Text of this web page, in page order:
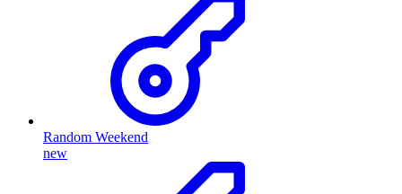
Random Weekend
new